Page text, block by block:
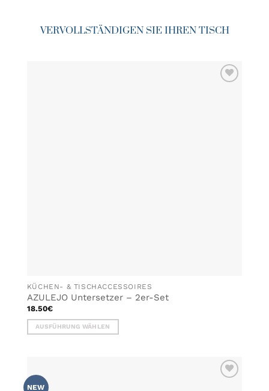
VERVOLLSTÄNDIGEN SIE IHREN TISCH
KÜCHEN- & TISCHACCESSOIRES
AZULEJO Untersetzer – 2er-Set
18.50€
AUSFÜHRUNG WÄHLEN
mehrere
Varianten
NEW